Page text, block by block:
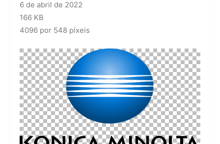
6 de abril de 2022
166 KB
4096 por 548 píxeis